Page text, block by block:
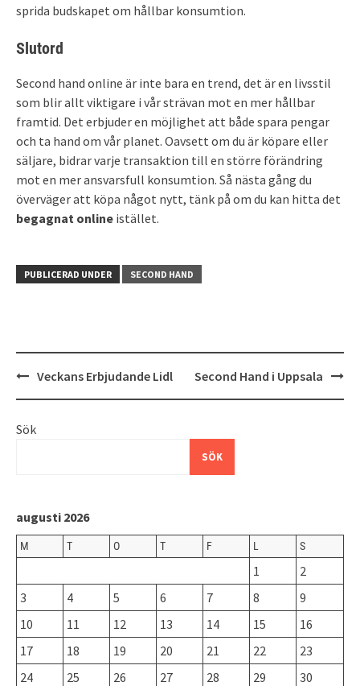
sprida budskapet om hållbar konsumtion.
Slutord
Second hand online är inte bara en trend, det är en livsstil
som blir allt viktigare i vår strävan mot en mer hållbar
framtid. Det erbjuder en möjlighet att både spara pengar
och ta hand om vår planet. Oavsett om du är köpare eller
säljare, bidrar varje transaktion till en större förändring
mot en mer ansvarsfull konsumtion. Så nästa gång du
överväger att köpa något nytt, tänk på om du kan hitta det
begagnat online istället.
PUBLICERAD UNDER SECOND HAND
Inläggsnavigering
Veckans Erbjudande Lidl Second Hand i Uppsala
Sök
SÖK
augusti 2026
M T O T F L S
1
2
3
4 5 6 7 8
9
10
11 12 13 14 15
16
17
18 19 20 21 22
23
24
25 26 27 28 29
30